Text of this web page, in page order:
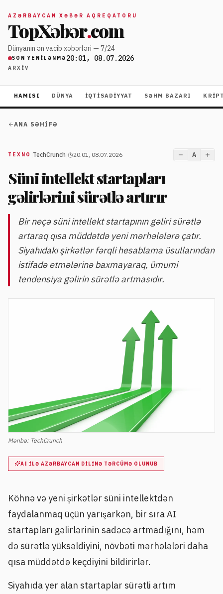
AZƏRBAYCAN XƏBƏR AQREQATORU
TopXəbər.com
Dünyanın ən vacib xəbərləri — 7/24
SON YENILƏNMƏ 20:01, 08.07.2026
ARXIV
HAMISI DÜNYA İQTISADIYYAT SƏHM BAZARI
ANA SƏHIFƏ
TEXNO TechCrunch 20:01, 08.07.2026 A
Süni intellekt startapları
gəlirlərini sürətlə artırır
Bir neçə süni intellekt startapının gəliri sürətlə
artaraq qısa müddətdə yeni mərhələlərə çatır.
Siyahıdakı şirkətlər fərqli hesablama üsullarından
istifadə etmələrinə baxmayaraq, ümumi
tendensiya gəlirin sürətlə artmasıdır.
Mənbə: TechCrunch
AI ILƏ AZƏRBAYCAN DILINƏ TƏRCÜMƏ OLUNUB
Köhnə və yeni şirkətlər süni intellektdən
faydalanmaq üçün yarışarkən, bir sıra AI
startapları gəlirlərinin sadəcə artmadığını, həm
də sürətlə yüksəldiyini, növbəti mərhələləri daha
qısa müddətdə keçdiyini bildirirlər.
Siyahıda yer alan startaplar sürətli artım